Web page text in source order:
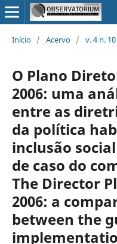
Início / Acervo / v. 4 n.
O Plano
2006: uma
entre as
da política
inclusão
de caso do
The Director
2006: a
between the